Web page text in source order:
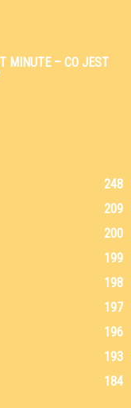
MINUTE – CO JEST
248
209
200
199
198
197
196
193
184